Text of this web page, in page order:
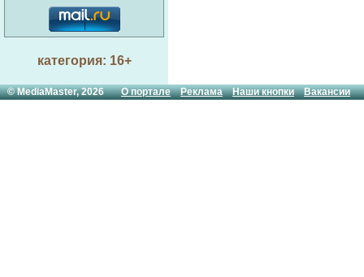
категория: 16+
© MediaMaster, 2026О портале Реклама Наши кнопки Вакансии